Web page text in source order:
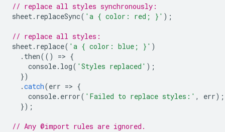
// replace all styles synchronously:
sheet. replaceSync( 'a { color: red; }' );
// replace all styles:
sheet. replace( 'a { color: blue; }' )
. then(() => {
console. log( 'Styles replaced' );
})
.catch(err => {
console. error( 'Failed to replace styles:' , err);
});
// Any @import rules are ignored.